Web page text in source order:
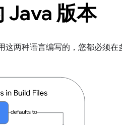
版本
两种语言编写的，您都必须在